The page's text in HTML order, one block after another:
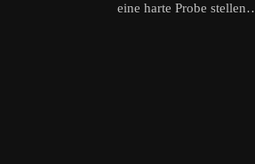
eine harte Probe